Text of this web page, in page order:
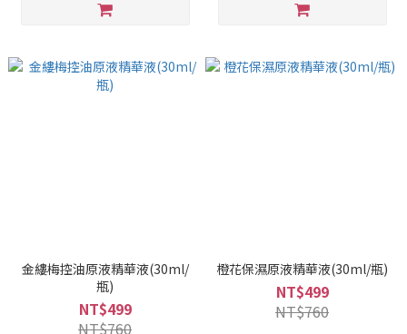
金縷梅控油原液精華液(30ml/
瓶)
NT$499
NT$760
橙花保濕原液精華液(30ml/瓶)
NT$499
NT$760